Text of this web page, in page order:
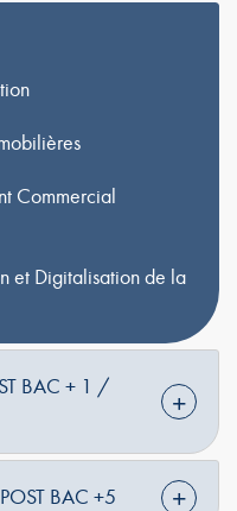
Commercial
et Digitalisation de la
BAC + 1 /
BAC +5